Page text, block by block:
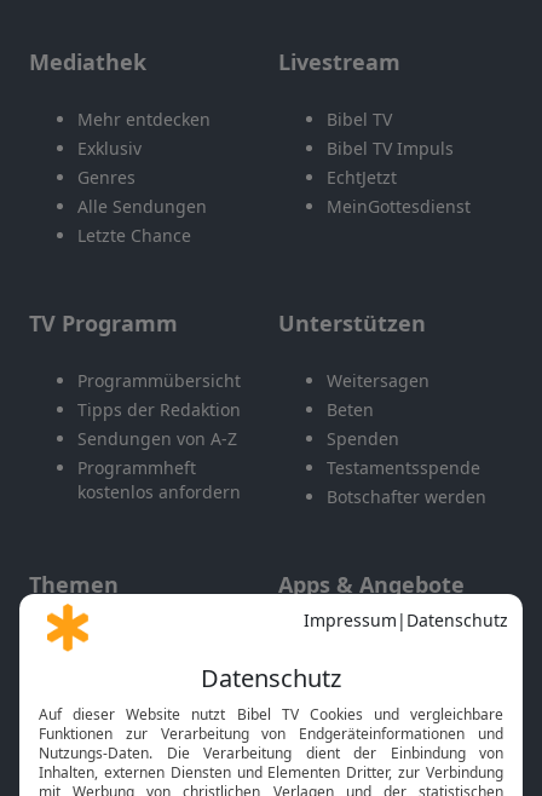
Mediathek
Mehr entdecken
Exklusiv
Genres
Alle Sendungen
Letzte Chance
Livestream
Bibel TV
Bibel TV Impuls
EchtJetzt
MeinGottesdienst
TV Programm
Programmübersicht
Tipps der Redaktion
Sendungen von A-Z
Programmheft
kostenlos anfordern
Unterstützen
Weitersagen
Beten
Spenden
Testamentsspende
Botschafter werden
Themen
Gott und Bibel erklärt
Neuigkeiten
Apps & Angebote
Mobile App
Smart TV
HbbTV
Bibelthek Online-Bibel